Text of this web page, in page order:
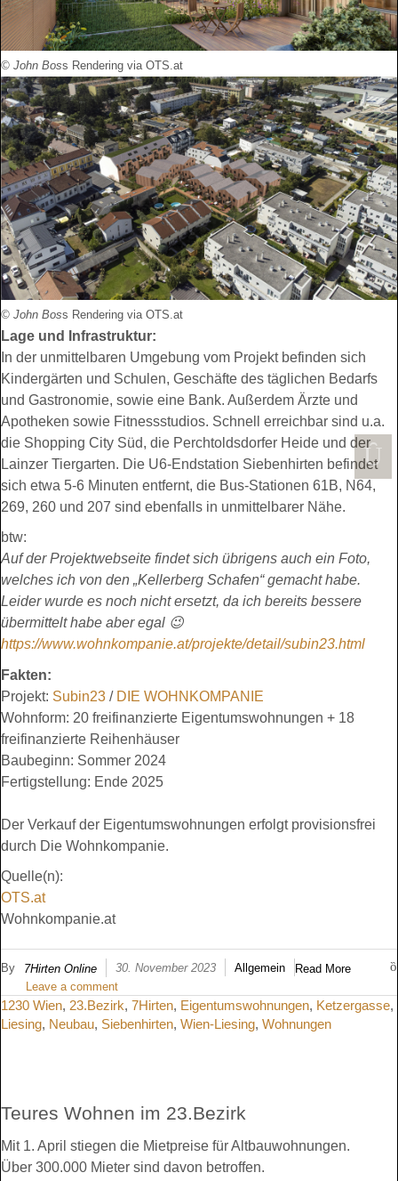
© John Boss Rendering via OTS.at
© John Boss Rendering via OTS.at
Lage und Infrastruktur:
In der unmittelbaren Umgebung vom Projekt befinden sich
Kindergärten und Schulen, Geschäfte des täglichen Bedarfs
und Gastronomie, sowie eine Bank. Außerdem Ärzte und
Apotheken sowie Fitnessstudios. Schnell erreichbar sind u.a.
die Shopping City Süd, die Perchtoldsdorfer Heide und der
Lainzer Tiergarten. Die U6-Endstation Siebenhirten befindet
sich etwa 5-6 Minuten entfernt, die Bus-Stationen 61B, N64,
269, 260 und 207 sind ebenfalls in unmittelbarer Nähe.
btw:
Auf der Projektwebseite findet sich übrigens auch ein Foto,
welches ich von den „Kellerberg Schafen“ gemacht habe.
Leider wurde es noch nicht ersetzt, da ich bereits bessere
übermittelt habe aber egal 😉
https://www.wohnkompanie.at/projekte/detail/subin23.html
Fakten:
Projekt: Subin23 / DIE WOHNKOMPANIE
Wohnform: 20 freifinanzierte Eigentumswohnungen + 18
freifinanzierte Reihenhäuser
Baubeginn: Sommer 2024
Fertigstellung: Ende 2025
Der Verkauf der Eigentumswohnungen erfolgt provisionsfrei
durch Die Wohnkompanie.
Quelle(n):
OTS.at
Wohnkompanie.at
By 7Hirten Online 30. November 2023 Allgemein
Read More
Leave a comment
1230 Wien, 23.Bezirk, 7Hirten, Eigentumswohnungen, Ketzergasse,
Liesing, Neubau, Siebenhirten, Wien-Liesing, Wohnungen
Teures Wohnen im 23.Bezirk
Mit 1. April stiegen die Mietpreise für Altbauwohnungen.
Über 300.000 Mieter sind davon betroffen.